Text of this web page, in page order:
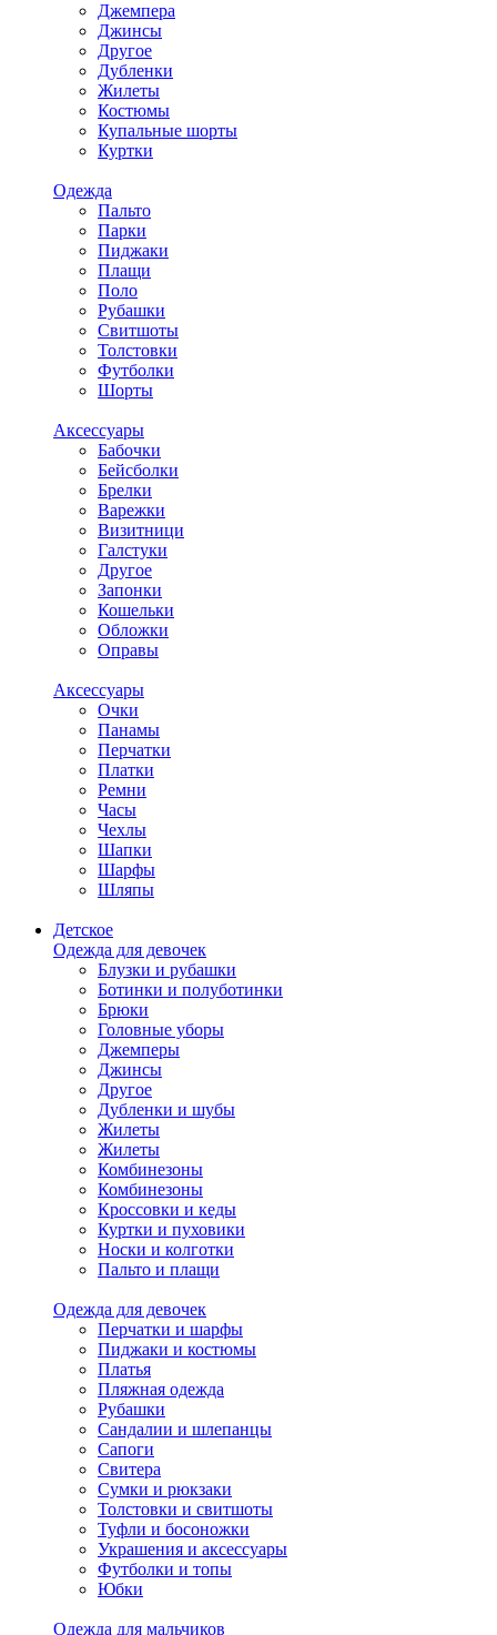
Джемпера
Джинсы
Другое
Дубленки
Жилеты
Костюмы
Купальные шорты
Куртки
Одежда
Пальто
Парки
Пиджаки
Плащи
Поло
Рубашки
Свитшоты
Толстовки
Футболки
Шорты
Аксессуары
Бабочки
Бейсболки
Брелки
Варежки
Визитници
Галстуки
Другое
Запонки
Кошельки
Обложки
Оправы
Аксессуары
Очки
Панамы
Перчатки
Платки
Ремни
Часы
Чехлы
Шапки
Шарфы
Шляпы
Детское
Одежда для девочек
Блузки и рубашки
Ботинки и полуботинки
Брюки
Головные уборы
Джемперы
Джинсы
Другое
Дубленки и шубы
Жилеты
Жилеты
Комбинезоны
Комбинезоны
Кроссовки и кеды
Куртки и пуховики
Носки и колготки
Пальто и плащи
Одежда для девочек
Перчатки и шарфы
Пиджаки и костюмы
Платья
Пляжная одежда
Рубашки
Сандалии и шлепанцы
Сапоги
Свитера
Сумки и рюкзаки
Толстовки и свитшоты
Туфли и босоножки
Украшения и аксессуары
Футболки и топы
Юбки
Одежда для мальчиков